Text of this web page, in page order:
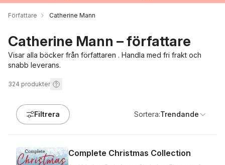
Författare Catherine Mann
Catherine Mann – författare
Visar alla böcker från författaren . Handla med fri frakt och
snabb leverans.
324 produkter
Filtrera Sortera:Trendande
Complete Christmas Collection